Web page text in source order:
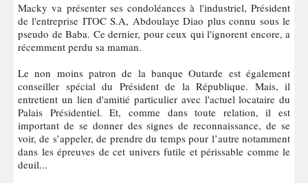
Macky va présenter ses condoléances à l'industriel, Président
de l'entreprise ITOC S.A, Abdoulaye Diao plus connu sous le
pseudo de Baba. Ce dernier, pour ceux qui l'ignorent encore, a
récemment perdu sa maman.
Le non moins patron de la banque Outarde est également
conseiller spécial du Président de la République. Mais, il
entretient un lien d'amitié particulier avec l'actuel locataire du
Palais Présidentiel. Et, comme dans toute relation, il est
important de se donner des signes de reconnaissance, de se
voir, de s’appeler, de prendre du temps pour l’autre notamment
dans les épreuves de cet univers futile et périssable comme le
deuil...